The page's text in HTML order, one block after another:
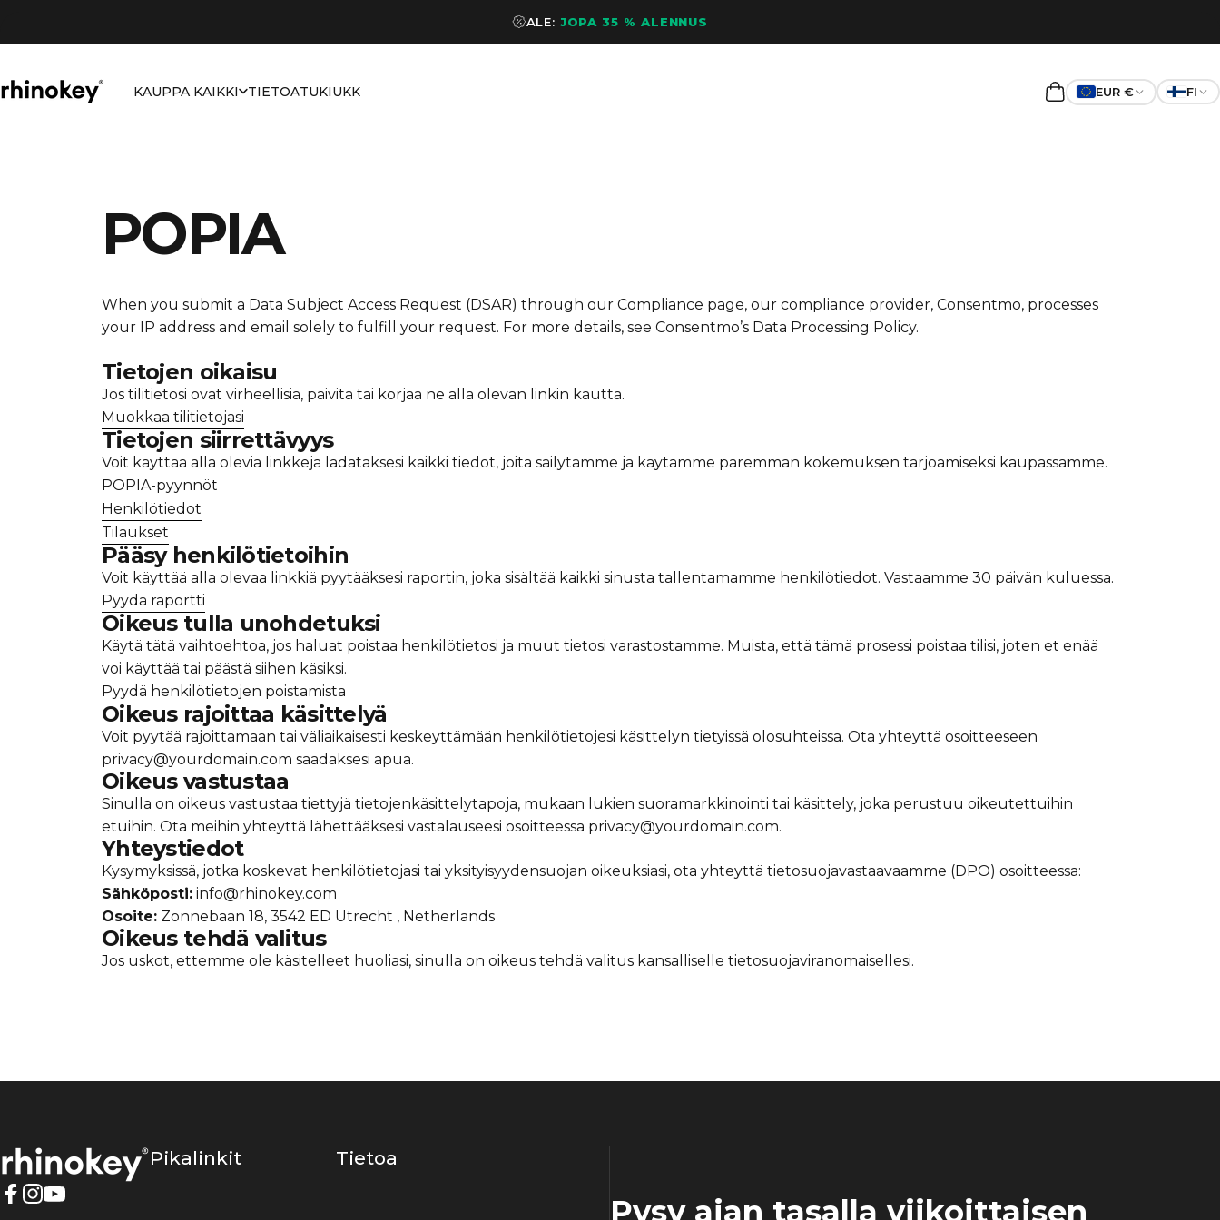
ALE: JOPA 35 % ALENNUS
Rhinokey® KAUPPA KAIKKI TIETOATUKIUKK Ostoskori
EUR € FI
POPIA
When you submit a Data Subject Access Request (DSAR) through our Compliance page, our compliance provider, Consentmo, processes
your IP address and email solely to fulfill your request. For more details, see Consentmo’s Data Processing Policy.
Tietojen oikaisu
Jos tilitietosi ovat virheellisiä, päivitä tai korjaa ne alla olevan linkin kautta.
Muokkaa tilitietojasi
Tietojen siirrettävyys
Voit käyttää alla olevia linkkejä ladataksesi kaikki tiedot, joita säilytämme ja käytämme paremman kokemuksen tarjoamiseksi kaupassamme.
POPIA-pyynnöt
Henkilötiedot
Tilaukset
Pääsy henkilötietoihin
Voit käyttää alla olevaa linkkiä pyytääksesi raportin, joka sisältää kaikki sinusta tallentamamme henkilötiedot. Vastaamme 30 päivän kuluessa.
Pyydä raportti
Oikeus tulla unohdetuksi
Käytä tätä vaihtoehtoa, jos haluat poistaa henkilötietosi ja muut tietosi varastostamme. Muista, että tämä prosessi poistaa tilisi, joten et enää
voi käyttää tai päästä siihen käsiksi.
Pyydä henkilötietojen poistamista
Oikeus rajoittaa käsittelyä
Voit pyytää rajoittamaan tai väliaikaisesti keskeyttämään henkilötietojesi käsittelyn tietyissä olosuhteissa. Ota yhteyttä osoitteeseen
privacy@yourdomain.com saadaksesi apua.
Oikeus vastustaa
Sinulla on oikeus vastustaa tiettyjä tietojenkäsittelytapoja, mukaan lukien suoramarkkinointi tai käsittely, joka perustuu oikeutettuihin
etuihin. Ota meihin yhteyttä lähettääksesi vastalauseesi osoitteessa privacy@yourdomain.com.
Yhteystiedot
Kysymyksissä, jotka koskevat henkilötietojasi tai yksityisyydensuojan oikeuksiasi, ota yhteyttä tietosuojavastaavaamme (DPO) osoitteessa:
Sähköposti: info@rhinokey.com
Osoite: Zonnebaan 18, 3542 ED Utrecht , Netherlands
Oikeus tehdä valitus
Jos uskot, ettemme ole käsitelleet huoliasi, sinulla on oikeus tehdä valitus kansalliselle tietosuojaviranomaisellesi.
Rhinokey® Pikalinkit Tietoa
Pysy ajan tasalla viikoittaisen